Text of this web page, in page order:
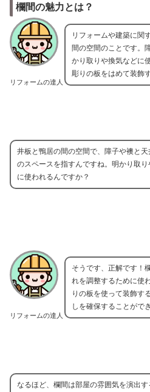
欄間の魅力とは？
リフォームの達人
リフォームや建築に関
間の空間のことです。
かり取りや換気などに
彫りの板をはめて装飾
井板と鴨居の間の空間で、障子や襖と天
のスペースを指すんですね。明かり取り
に使われるんですか？
リフォームの達人
そうです、正解です！
れを調整するために使
りの板を使って装飾す
しを確保することがで
なるほど、欄間は部屋の雰囲気を演出す